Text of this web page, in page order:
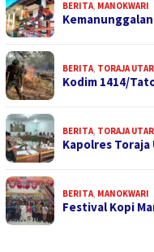
BERITA, MANOKWARI
BERITA, TORAJA
Kodim 1414/
BERITA, TORAJA
Kapolres
BERITA, MANOKWARI
Festival Kopi